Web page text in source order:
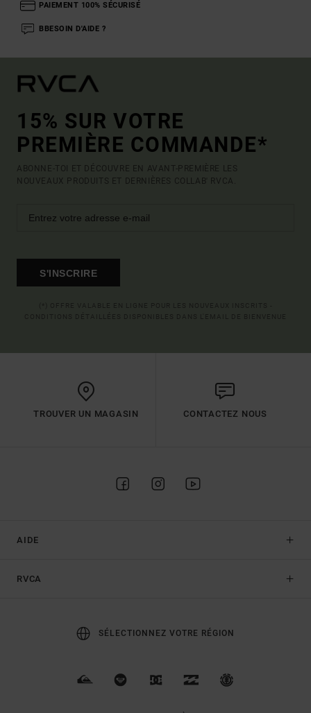
PAIEMENT 100% SÉCURISÉ
BBESOIN D'AIDE ?
15% SUR VOTRE
PREMIÈRE COMMANDE*
ABONNE-TOI ET DÉCOUVRE EN AVANT-PREMIÈRE LES
NOUVEAUX PRODUITS ET DERNIÈRES COLLAB' RVCA.
S'INSCRIRE
TROUVER UN MAGASIN CONTACTEZ NOUS
AIDE
RVCA
SÉLECTIONNEZ VOTRE RÉGION